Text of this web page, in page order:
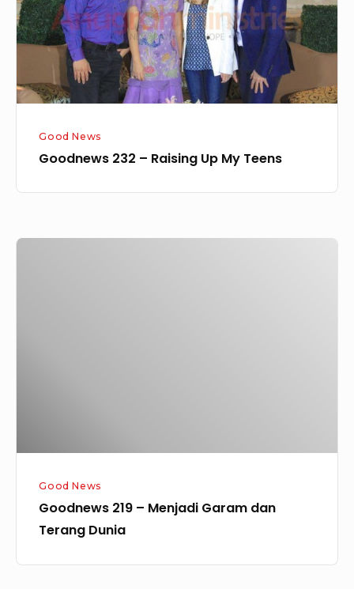
My
Teens
Good News
Goodnews 232 – Raising Up My Teens
Good News
Goodnews 219 – Menjadi Garam dan
Terang Dunia